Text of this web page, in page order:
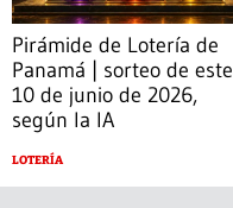
Pirámide de Lotería de
Panamá | sorteo de este
10 de junio de 2026,
según la IA
LOTERÍA